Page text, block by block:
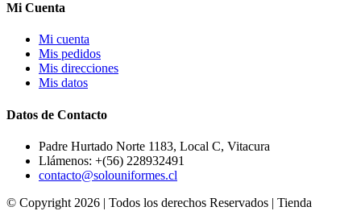
Mi Cuenta
Mi cuenta
Mis pedidos
Mis direcciones
Mis datos
Datos de Contacto
Padre Hurtado Norte 1183, Local C, Vitacura
Llámenos: +(56) 228932491
contacto@solouniformes.cl
©️ Copyright 2026 | Todos los derechos Reservados | Tienda